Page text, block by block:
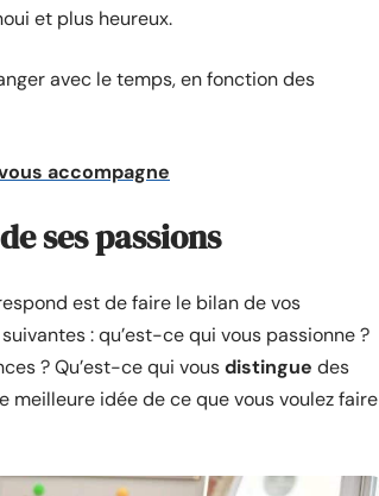
et plus heureux.
avec le temps, en fonction des
accompagne
ses passions
est de faire le bilan de vos
suivantes : qu’est-ce qui vous passionne ?
? Qu’est-ce qui vousdistingue des
meilleure idée de ce que vous voulez faire